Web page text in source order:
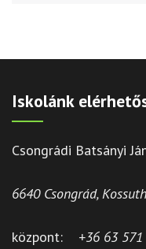
Iskolánk
Csongrádi Batsányi
6640 Csongrád,
központ: +36 63